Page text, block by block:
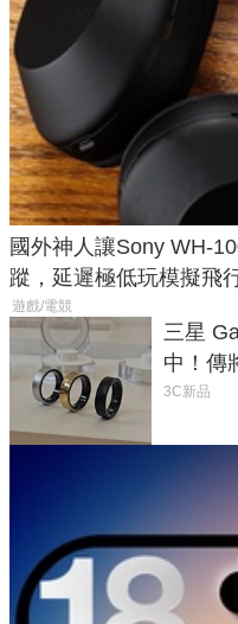
國外神人讓Sony WH-
蹤，延遲極低玩模擬飛
遊戲/電競
三星
中！傳
與智慧
3C新品